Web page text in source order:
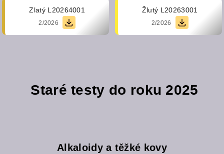
Zlatý L20264001
2/2026
Žlutý L20263001
2/2026
Staré testy do roku 2025
Alkaloidy a těžké kovy